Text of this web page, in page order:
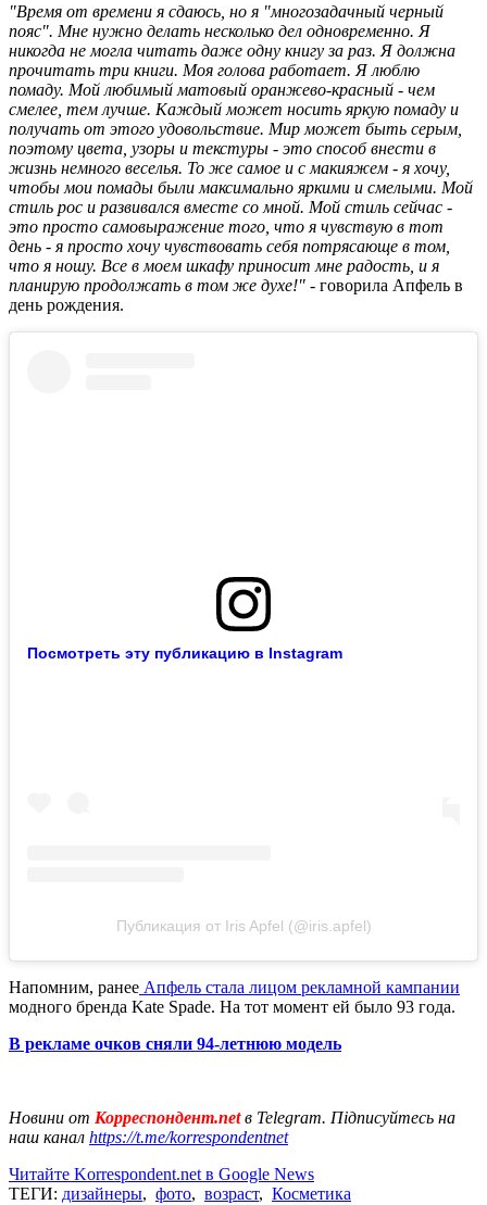
"Время от времени я сдаюсь, но я "многозадачный черный
пояс". Мне нужно делать несколько дел одновременно. Я
никогда не могла читать даже одну книгу за раз. Я должна
прочитать три книги. Моя голова работает. Я люблю
помаду. Мой любимый матовый оранжево-красный - чем
смелее, тем лучше. Каждый может носить яркую помаду и
получать от этого удовольствие. Мир может быть серым,
поэтому цвета, узоры и текстуры - это способ внести в
жизнь немного веселья. То же самое и с макияжем - я хочу,
чтобы мои помады были максимально яркими и смелыми. Мой
стиль рос и развивался вместе со мной. Мой стиль сейчас -
это просто самовыражение того, что я чувствую в тот
день - я просто хочу чувствовать себя потрясающе в том,
что я ношу. Все в моем шкафу приносит мне радость, и я
планирую продолжать в том же духе!" - говорила Апфель в
день рождения.
Посмотреть эту публикацию в Instagram
Публикация от Iris Apfel (@iris.apfel)
Напомним, ранее Апфель стала лицом рекламной кампании
модного бренда Kate Spade. На тот момент ей было 93 года.
В рекламе очков сняли 94-летнюю модель
Новини от Корреспондент.netв Telegram. Підписуйтесь на
наш канал https://t.me/korrespondentnet
Читайте Korrespondent.net в Google News
ТЕГИ: дизайнеры, фото, возраст, Косметика